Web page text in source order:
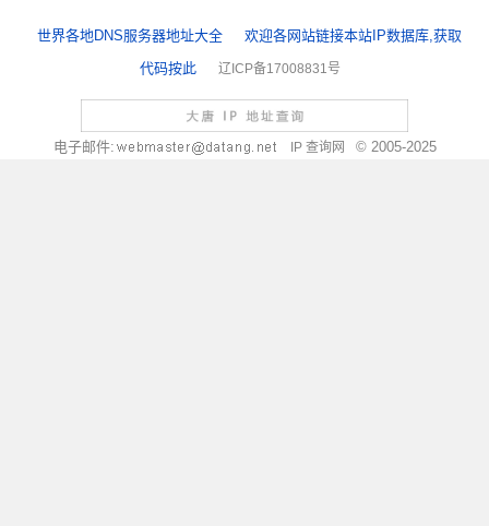
世界各地DNS服务器地址大全
欢迎各网站链接本站IP数据库,获取
代码按此
辽ICP备17008831号
电子邮件: IP 查询网 © 2005-2025